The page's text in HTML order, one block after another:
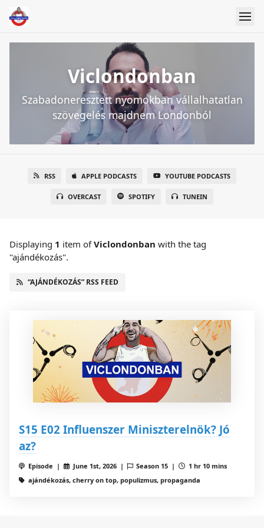
Viclondonban
Szabadoneresztett nyomokban vállalhatatlan
szövegelés majdnem Londonból
RSS APPLE PODCASTS YOUTUBE PODCASTS
OVERCAST SPOTIFY TUNEIN
Displaying 1 item ofViclondonban with the tag
"ajándékozás".
“AJÁNDÉKOZÁS” RSS FEED
S15 E02 Influenszer Miniszterelnök? Jó
az?
Episode | June 1st, 2026 | Season 15 |
1 hr 10 mins
ajándékozás, cherry on top, populizmus, propaganda